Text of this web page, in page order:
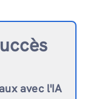
avec l'IA